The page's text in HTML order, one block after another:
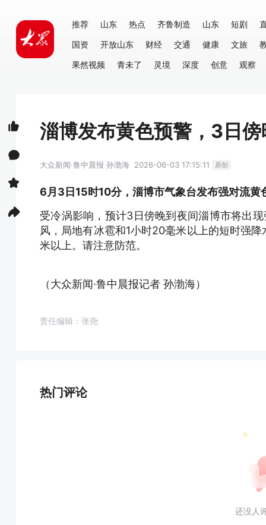
推荐 山东 热点 齐鲁制造 山东 短剧
国资
开放山东 财经 交通 健康 文旅
果然视频
青未了 灵境 深度 创意 观察
淄博发布黄色预警，3日
大众新闻·鲁中晨报 孙渤海 2026-06-03 17:15:11 原创
6月3日15时10分，淄博市气象台发布强对流黄
受冷涡影响，预计3日傍晚到夜间淄博市将出
风，局地有冰雹和1小时20毫米以上的短时强
米以上。请注意防范。
（大众新闻·鲁中晨报记者 孙渤海）
责任编辑：张尧
热门评论
还没人